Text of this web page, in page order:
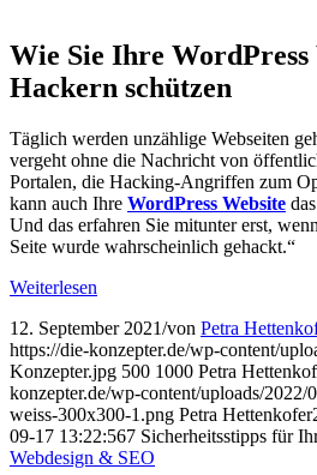
Wie Sie Ihre WordPress
Hackern schützen
Täglich werden unzählige Webseiten
vergeht ohne die Nachricht von
Portalen, die Hacking-Angriffen zum
kann auch Ihre WordPress Website
Und das erfahren Sie mitunter erst,
Seite wurde wahrscheinlich gehackt.“
Weiterlesen
12. September 2021/von Petra
https://die-konzepter.de/wp-content/
Konzepter.jpg 500 1000 Petra
konzepter.de/wp-content/uploads/
weiss-300x300-1.png Petra Hettenkofer
09-17 13:22:567 Sicher­heitss­tipps für
Webdesign & SEO